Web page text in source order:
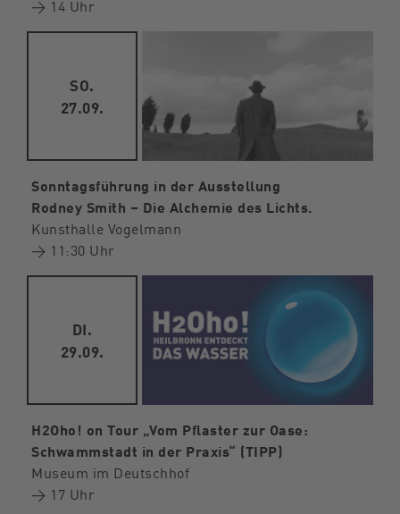
→ 14 Uhr
SO.
27.09.
Sonntagsführung in der Ausstellung
Rodney Smith – Die Alchemie des Lichts.
Kunsthalle Vogelmann
→ 11:30 Uhr
DI.
29.09.
H2Oho! on Tour „Vom Pflaster zur Oase:
Schwammstadt in der Praxis“ (TIPP)
Museum im Deutschhof
→ 17 Uhr